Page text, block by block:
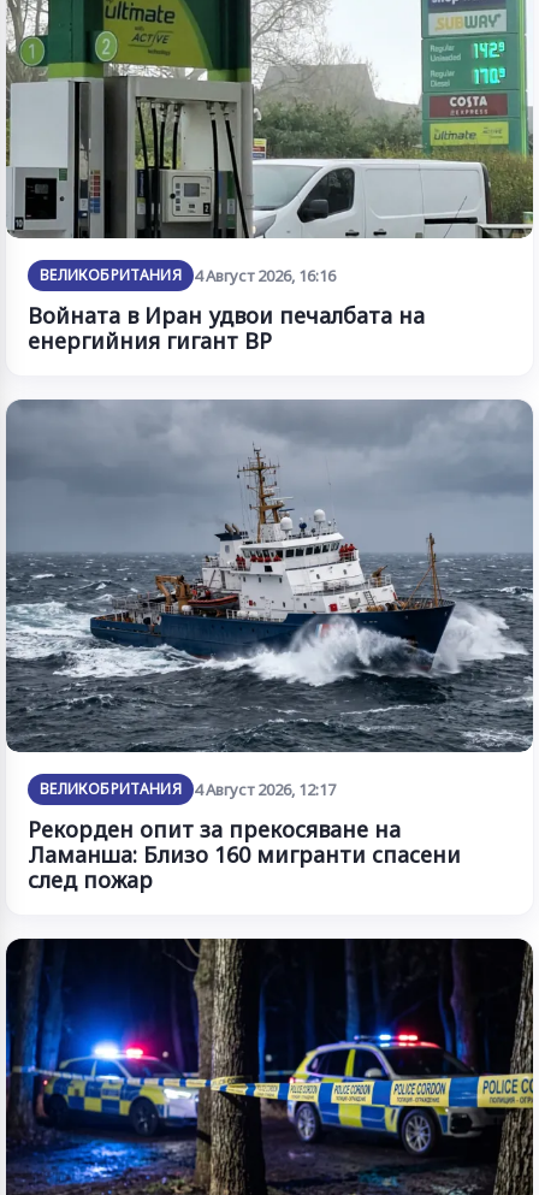
ВЕЛИКОБРИТАНИЯ 4 Август 2026, 16:16
Войната в Иран удвои печалбата на
енергийния гигант BP
ВЕЛИКОБРИТАНИЯ 4 Август 2026, 12:17
Рекорден опит за прекосяване на
Ламанша: Близо 160 мигранти спасени
след пожар